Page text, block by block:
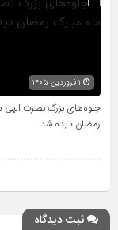
جلوه‌های بزرگ نصرت الهی
رمضان دیده شد
ثبت دیدگاه